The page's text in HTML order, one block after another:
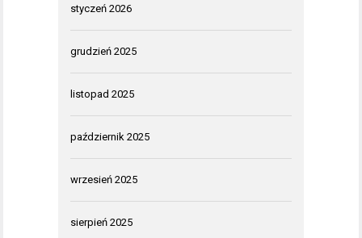
styczeń 2026
grudzień 2025
listopad 2025
październik 2025
wrzesień 2025
sierpień 2025